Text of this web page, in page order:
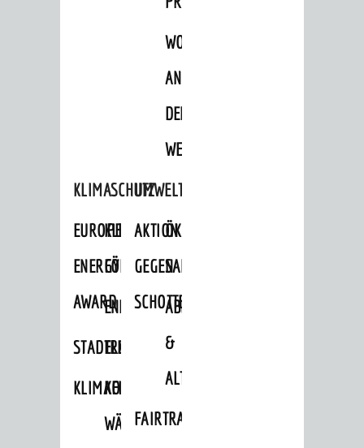
WOHNBEBAUUNG
AN
DER
WEINBERGSTRASSE
KLIMASCHUTZ
EUROPEAN
ENERGY
AWARD
KLIMASCHUTZ-
FÖRDERPROGRAMME
ENERGIEBERATUNG
STADTRADELN
ELEKTROMOBILITÄTSBERATUNG
KLIMAFITKOMMUNALE
WÄRMEPLANUNG
UMWELTSCHUTZ
AKTION
GEGEN
SCHOTTERGÄRTEN
ÖKOLOGISCHE
SANIERUNG/WAIDSEE
ABFALL
&
ALTLASTEN
FAIRTRADE